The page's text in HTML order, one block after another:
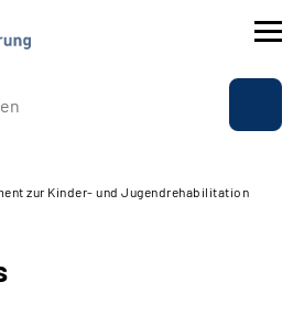
zur Kinder- und Jugendrehabilitation